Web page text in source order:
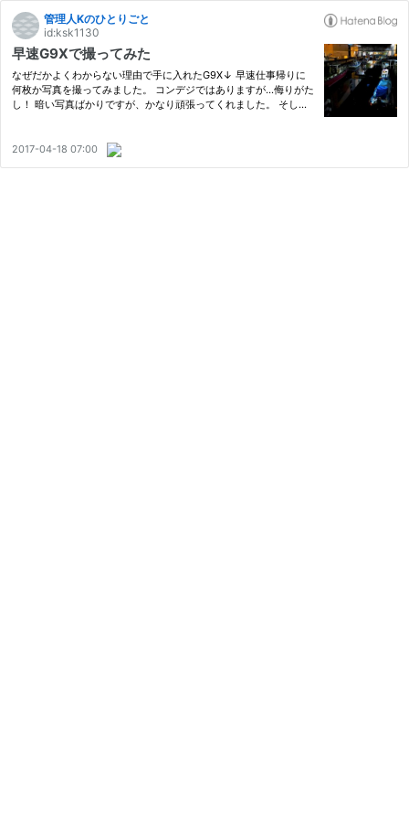
管理人Kのひとりごと
id:ksk1130
早速G9Xで撮ってみた
なぜだかよくわからない理由で手に入れたG9X↓ 早速仕事帰りに
何枚か写真を撮ってみました。 コンデジではありますが...侮りがた
し！ 暗い写真ばかりですが、かなり頑張ってくれました。 そし
けど…
2017-04-18 07:00